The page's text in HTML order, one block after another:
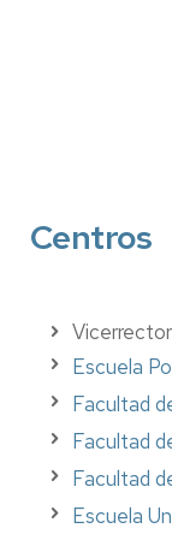
Centros
Escuela
Facultad
Facultad
Facultad
Escuela